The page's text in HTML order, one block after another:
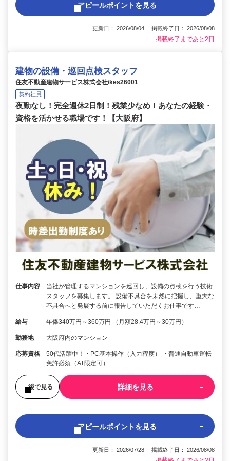
アピールポイントを見る
更新日： 2026/08/04 掲載終了日： 2026/08/08
掲載終了まであと2日
建物の設備・巡回点検スタッフ
住友不動産建物サービス株式会社/kes26001
契約社員
夜勤なし！完全週休2日制！残業少なめ！あなたの経験・
資格を活かせる職場です！【大阪府】
仕事内容
当社が管理するマンションを巡回し、設備の点検を行う技術
スタッフを募集します。 設備不具合を未然に把握し、重大な
不具合へと発展する前に報告していただくお仕事です…
給与 年俸340万円～360万円 （月額28.4万円～30万円）
勤務地 大阪府内のマンション
応募資格
50代活躍中！・PC基本操作（入力程度） ・普通自動車運転
免許必須（AT限定可）
後で見る 詳細を見る
アピールポイントを見る
更新日： 2026/07/28 掲載終了日： 2026/08/08